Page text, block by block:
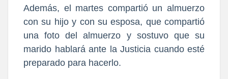
Además, el martes compartió un almuerzo
con su hijo y con su esposa, que compartió
una foto del almuerzo y sostuvo que su
marido hablará ante la Justicia cuando esté
preparado para hacerlo.